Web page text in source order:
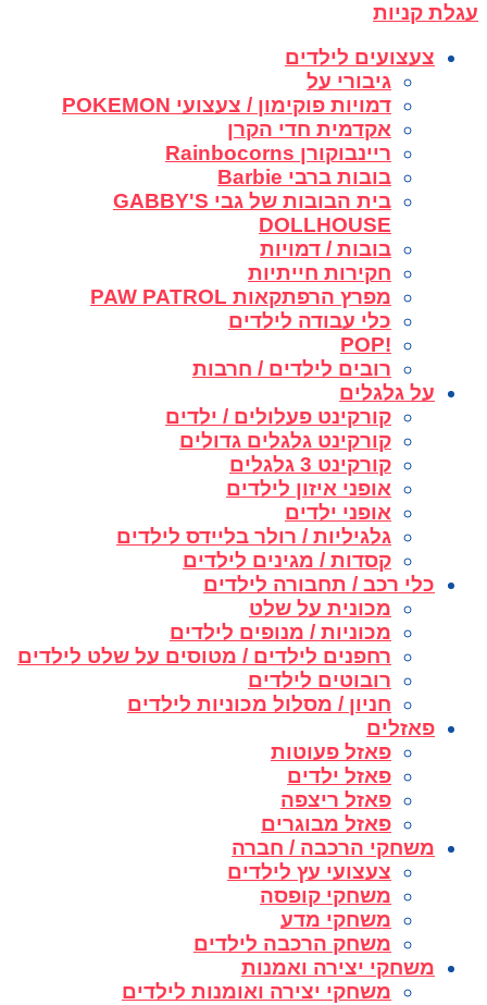
עגלת קניות
צעצועים לילדים
גיבורי על
דמויות פוקימון / צעצועי POKEMON
אקדמית חדי הקרן
ריינבוקורן Rainbocorns
בובות ברבי Barbie
בית הבובות של גבי GABBY'S
DOLLHOUSE
בובות / דמויות
חקירות חייתיות
מפרץ הרפתקאות PAW PATROL
כלי עבודה לילדים
!POP
רובים לילדים / חרבות
על גלגלים
קורקינט פעלולים / ילדים
קורקינט גלגלים גדולים
קורקינט 3 גלגלים
אופני איזון לילדים
אופני ילדים
גלגיליות / רולר בליידס לילדים
קסדות / מגינים לילדים
כלי רכב / תחבורה לילדים
מכונית על שלט
מכוניות / מנופים לילדים
רחפנים לילדים / מטוסים על שלט לילדים
רובוטים לילדים
חניון / מסלול מכוניות לילדים
פאזלים
פאזל פעוטות
פאזל ילדים
פאזל ריצפה
פאזל מבוגרים
משחקי הרכבה / חברה
צעצועי עץ לילדים
משחקי קופסה
משחקי מדע
משחק הרכבה לילדים
משחקי יצירה ואמנות
משחקי יצירה ואומנות לילדים